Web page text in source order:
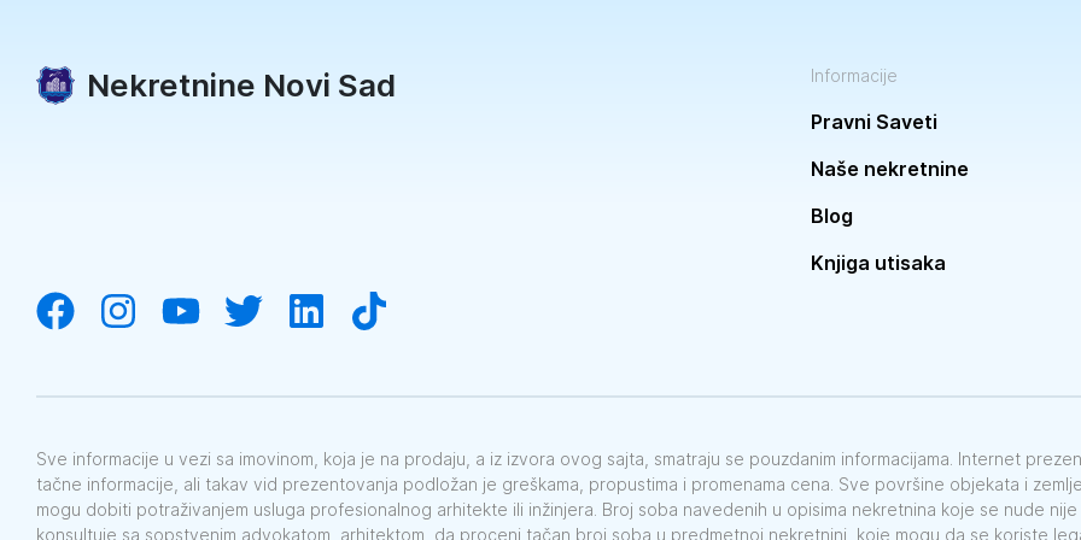
Nekretnine Novi Sad Informacije
Pravni Saveti
Naše nekretnine
Blog
Knjiga utisaka
Sve informacije u vezi sa imovinom, koja je na prodaju, a iz izvora ovog sajta, smatraju se pouzdanim informacijama. Internet
tačne informacije, ali takav vid prezentovanja podložan je greškama, propustima i promenama cena. Sve površine objekata i
mogu dobiti potraživanjem usluga profesionalnog arhitekte ili inžinjera. Broj soba navedenih u opisima nekretnina koje se nude
konsultuje sa sopstvenim advokatom, arhitektom, da proceni tačan broj soba u predmetnoj nekretnini, koje mogu da se koriste